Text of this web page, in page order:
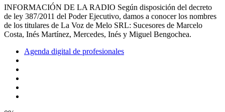
INFORMACIÓN DE LA RADIO Según disposición del decreto
de ley 387/2011 del Poder Ejecutivo, damos a conocer los nombres
de los titulares de La Voz de Melo SRL: Sucesores de Marcelo
Costa, Inés Martínez, Mercedes, Inés y Miguel Bengochea.
Agenda digital de profesionales